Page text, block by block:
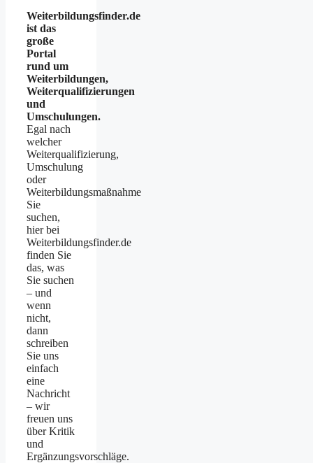
Weiterbildungsfinder.de
ist das
große
Portal
rund um
Weiterbildungen,
Weiterqualifizierungen
und
Umschulungen.
Egal nach
welcher
Weiterqualifizierung,
Umschulung
oder
Weiterbildungsmaßnahme
Sie
suchen,
hier bei
Weiterbildungsfinder.de
finden Sie
das, was
Sie suchen
– und
wenn
nicht,
dann
schreiben
Sie uns
einfach
eine
Nachricht
– wir
freuen uns
über Kritik
und
Ergänzungsvorschläge.